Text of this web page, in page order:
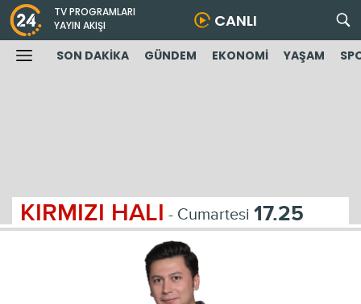
TV PROGRAMLARI
YAYIN AKIŞI
CANLI
SON DAKİKA GÜNDEM EKONOMİ YAŞAM
KIRMIZI HALI - Cumartesi 17.25